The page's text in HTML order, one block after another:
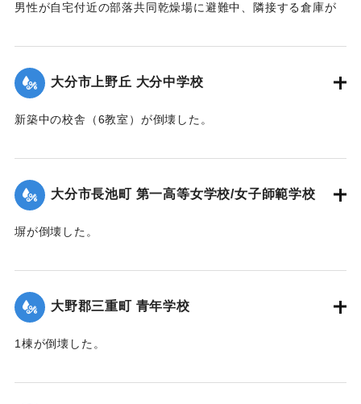
男性が自宅付近の部落共同乾燥場に避難中、隣接する倉庫が
｜固有コード:
大分市上野丘 大分中学校
新築中の校舎（6教室）が倒壊した。
｜固有コード: 00474064
大分市長池町 第一高等女学校/女子師範学校
塀が倒壊した。
｜固有コード:00474065
大野郡三重町 青年学校
1棟が倒壊した。